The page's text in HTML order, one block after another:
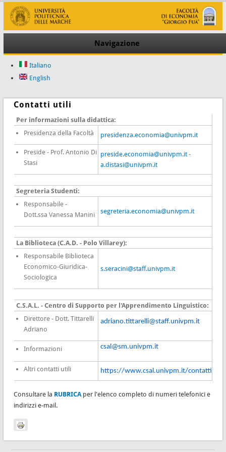
Navigazione
Italiano
English
Contatti utili
Per informazioni sulla didattica:
Presidenza della Facoltà
presidenza.economia@univpm.it
Preside - Prof. Antonio Di
Stasi
preside.economia@univpm.it-
a.distasi@univpm.it
Segreteria Studenti:
Responsabile -
Dott.ssa Vanessa Manini
segreteria.economia@univpm.it
La Biblioteca (C.A.D. - Polo Villarey):
Responsabile Biblioteca
Economico-Giuridica-
Sociologica
s.seracini@staff.univpm.it
C.S.A.L. - Centro di Supporto per l'Apprendimento Linguistico:
Direttore - Dott. Tittarelli
Adriano
adriano.tittarelli@staff.univpm.it
Informazioni csal@sm.univpm.it
Altri contatti utili https://www.csal.univpm.it/contatti
Consultare la RUBRICAper l'elenco completo di numeri telefonici e
indirizzi e-mail.